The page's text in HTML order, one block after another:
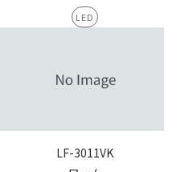
LED
LF-3011VK